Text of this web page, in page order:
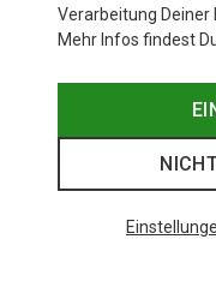
Verarbeitung Deiner
Mehr Infos findest